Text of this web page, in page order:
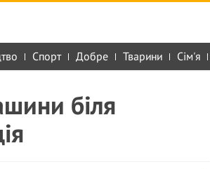
Спорт Добре Тварини Сім'я
біля